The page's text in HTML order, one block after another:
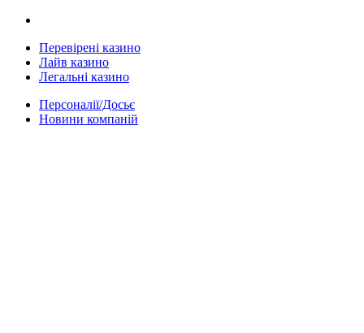
Перевірені казино
Лайв казино
Легальні казино
Персоналії/Досьє
Новини компаній